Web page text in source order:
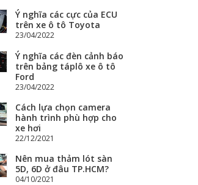
Ý nghĩa các cực của ECU
trên xe ô tô Toyota
23/04/2022
Ý nghĩa các đèn cảnh báo
trên bảng táplô xe ô tô
Ford
23/04/2022
Cách lựa chọn camera
hành trình phù hợp cho
xe hơi
22/12/2021
Nên mua thảm lót sàn
5D, 6D ở đâu TP.HCM?
04/10/2021